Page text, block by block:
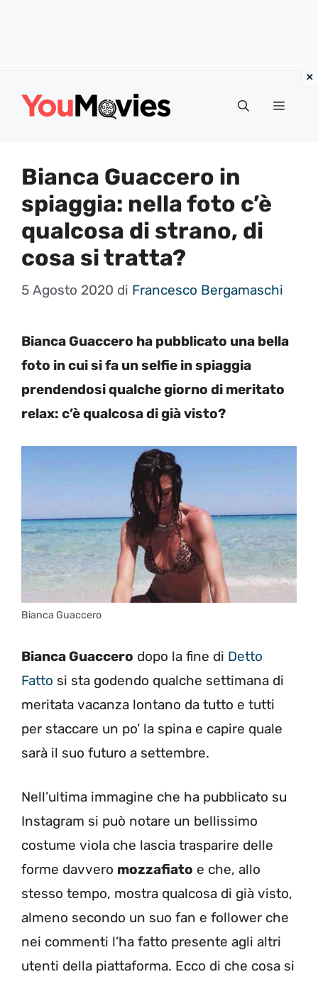
Menu
Bianca Guaccero in
spiaggia: nella foto c’è
qualcosa di strano, di
cosa si tratta?
5 Agosto 2020 di Francesco Bergamaschi
Bianca Guaccero ha pubblicato una bella
foto in cui si fa un selfie in spiaggia
prendendosi qualche giorno di meritato
relax: c’è qualcosa di già visto?
Bianca Guaccero
Bianca Guaccero dopo la fine di Detto
Fatto si sta godendo qualche settimana di
meritata vacanza lontano da tutto e tutti
per staccare un po’ la spina e capire quale
sarà il suo futuro a settembre.
Nell’ultima immagine che ha pubblicato su
Instagram si può notare un bellissimo
costume viola che lascia trasparire delle
forme davvero mozzafiato e che, allo
stesso tempo, mostra qualcosa di già visto,
almeno secondo un suo fan e follower che
nei commenti l’ha fatto presente agli altri
utenti della piattaforma. Ecco di che cosa si